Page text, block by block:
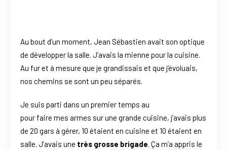
Au bout d’un moment, Jean Sébastien avait son optique
de développer la salle. J’avais la mienne pour la cuisine.
Au fur et à mesure que je grandissais et que j’évoluais,
nos chemins se sont un peu séparés.
Je suis parti dans un premier temps au
pour faire mes armes sur une grande cuisine, j’avais plus
de 20 gars à gérer, 10 étaient en cuisine et 10 étaient en
salle. J’avais une très grosse brigade. Ça m’a appris le